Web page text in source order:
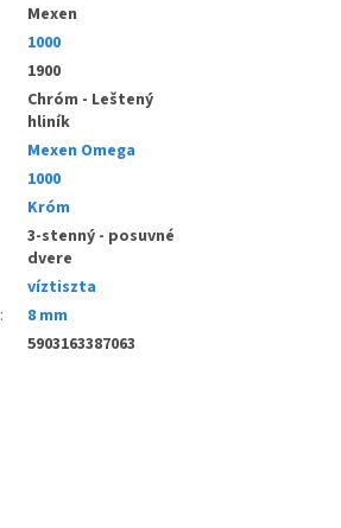
Mexen
1000
1900
Chróm - Leštený
hliník
Mexen Omega
1000
Króm
3-stenný - posuvné
dvere
víztiszta
:
8 mm
5903163387063